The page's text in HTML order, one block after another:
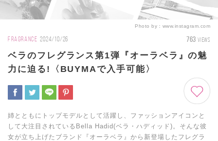
Photo by： www.instagram.com
FRAGRANCE 2024/10/26 763 VIEWS
ベラのフレグランス第1弾『オーラベラ』の魅
力に迫る!〈BUYMAで入手可能〉
姉とともにトップモデルとして活躍し、ファッションアイコンと
して大注目されているBella Hadid(ベラ・ハディッド)。そんな彼
女が立ち上げたブランド『オーラベラ』から新登場したフレグラ